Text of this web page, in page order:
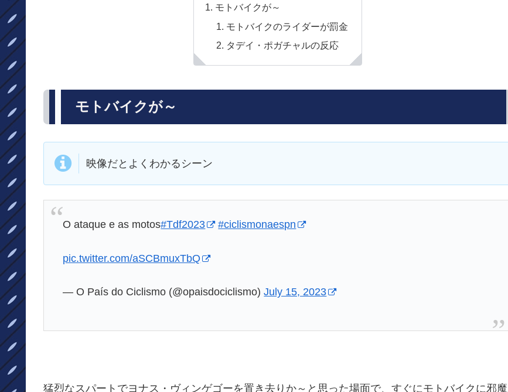
モトバイクが～
モトバイクのライダーが罰金
タデイ・ポガチャルの反応
モトバイクが～
映像だとよくわかるシーン
O ataque e as motos#Tdf2023 #ciclismonaespn
pic.twitter.com/aSCBmuxTbQ
— O País do Ciclismo (@opaisdociclismo)July 15, 2023
猛烈なスパートでヨナス・ヴィンゲゴーを置き去りか～と思った場面で、すぐにモトバイクに邪魔